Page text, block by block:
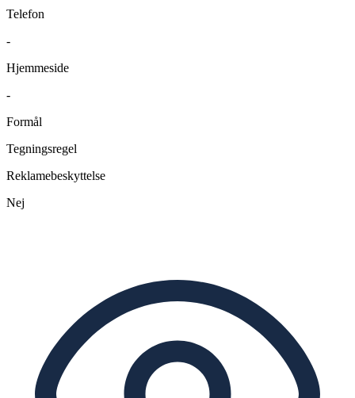
Telefon
-
Hjemmeside
-
Formål
Tegningsregel
Reklamebeskyttelse
Nej